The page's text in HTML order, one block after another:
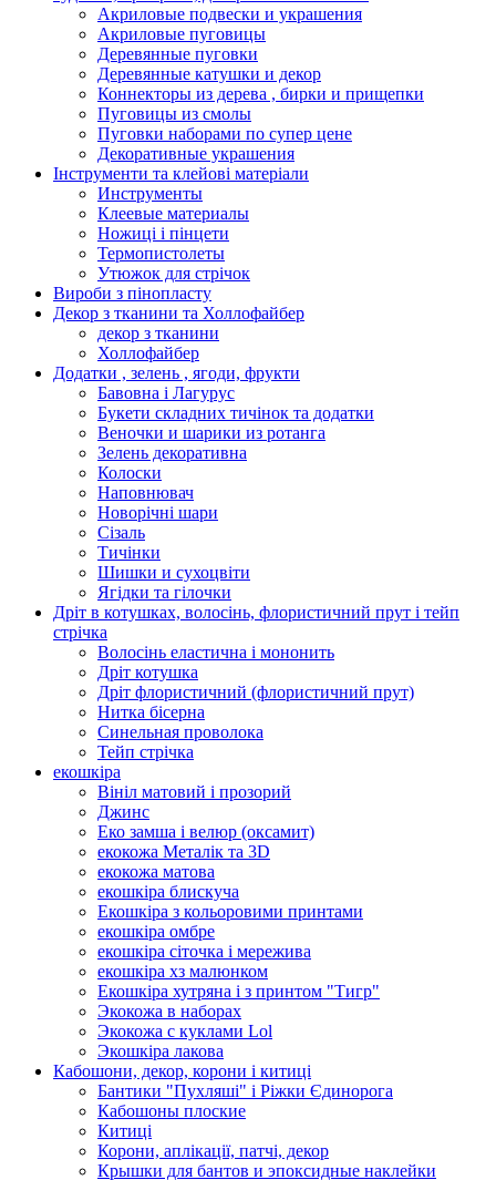
Акриловые подвески и украшения
Акриловые пуговицы
Деревянные пуговки
Деревянные катушки и декор
Коннекторы из дерева , бирки и прищепки
Пуговицы из смолы
Пуговки наборами по супер цене
Декоративные украшения
Інструменти та клейові матеріали
Инструменты
Клеевые материалы
Ножиці і пінцети
Термопистолеты
Утюжок для стрічок
Вироби з пінопласту
Декор з тканини та Холлофайбер
декор з тканини
Холлофайбер
Додатки , зелень , ягоди, фрукти
Бавовна і Лагурус
Букети складних тичінок та додатки
Веночки и шарики из ротанга
Зелень декоративна
Колоски
Наповнювач
Новорічні шари
Сізаль
Тичінки
Шишки и сухоцвіти
Ягідки та гілочки
Дріт в котушках, волосінь, флористичний прут і тейп
стрічка
Волосінь еластична і мононить
Дріт котушка
Дріт флористичний (флористичний прут)
Нитка бісерна
Синельная проволока
Тейп стрічка
екошкіра
Вініл матовий і прозорий
Джинс
Еко замша і велюр (оксамит)
екокожа Металік та 3D
екокожа матова
екошкіра блискуча
Екошкіра з кольоровими принтами
екошкіра омбре
екошкіра сіточка і мережива
екошкіра хз малюнком
Екошкіра хутряна і з принтом "Тигр"
Экокожа в наборах
Экокожа с куклами Lol
Экошкiра лакова
Кабошони, декор, корони і китиці
Бантики "Пухляші" і Ріжки Єдинорога
Кабошоны плоские
Китиці
Корони, аплікації, патчі, декор
Крышки для бантов и эпоксидные наклейки